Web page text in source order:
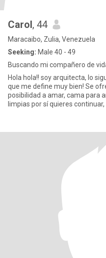
Carol, 44
Maracaibo, Zulia, Venezuela
Seeking: Male 40 - 49
Buscando mi compañero de
Hola hola!! soy arquitecta, lo
que me define muy bien! Se ofrece: Cariño competitivo con
posibilidad a amar, cama para
limpias por sí quieres